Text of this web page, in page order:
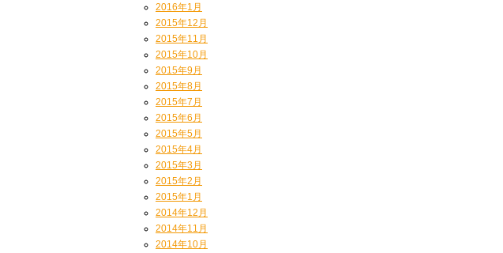
2016年1月
2015年12月
2015年11月
2015年10月
2015年9月
2015年8月
2015年7月
2015年6月
2015年5月
2015年4月
2015年3月
2015年2月
2015年1月
2014年12月
2014年11月
2014年10月